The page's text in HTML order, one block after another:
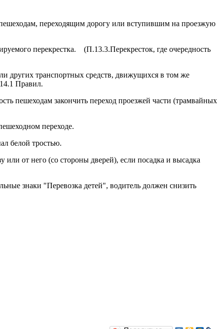
переходящим дорогу или вступившим на проезжую
перекрестка. (П.13.3.Перекресток, где очередность
других транспортных средств, движущихся в том же
Правил.
пешеходам закончить переход проезжей части (трамвайных
переходе.
белой тростью.
от него (со стороны дверей), если посадка и высадка
знаки "Перевозка детей", водитель должен снизить